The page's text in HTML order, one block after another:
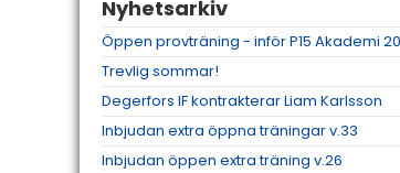
Nyhetsarkiv
Öppen provträning - inför P15 Akademi
Trevlig sommar!
Degerfors IF kontrakterar Liam Karlsson
Inbjudan extra öppna träningar v.33
Inbjudan öppen extra träning v.26